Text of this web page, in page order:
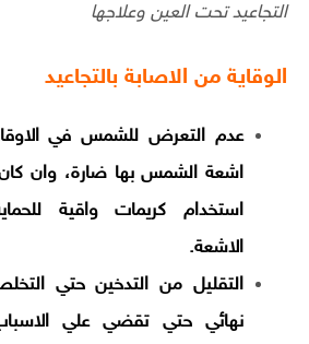
التجاعيد تحت العين وعلاجها
الوقاية من الاصابة بالتجاعيد
عدم التعرض للشمس في
اشعة الشمس بها ضارة، وان
استخدام كريمات واقية
الاشعة.
التقليل من التدخين حتي
نهائي حتي تقضي علي